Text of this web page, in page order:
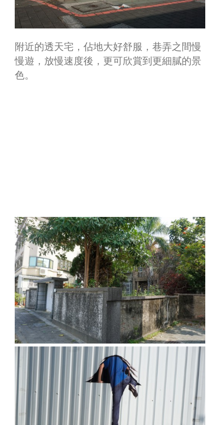
附近的透天宅，佔地大好舒服，巷弄之間慢
慢遊，放慢速度後，更可欣賞到更細膩的景
色。